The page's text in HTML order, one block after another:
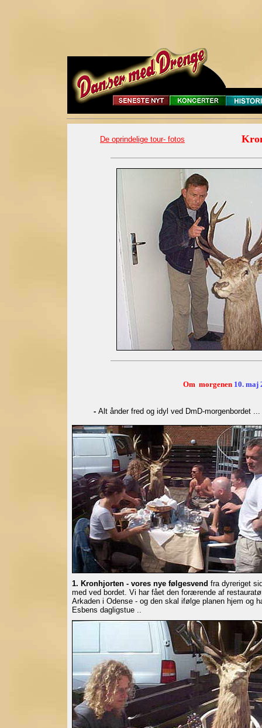
De oprindelige tour- fotos
Om morgenen 10. maj
- Alt ånder fred og idyl ved DmD-morgenbordet ...
1. Kronhjorten - vores nye følgesvend fra dyreriget
med ved bordet. Vi har fået den forærende af
Arkaden i Odense - og den skal ifølge planen hjem og
Esbens dagligstue ..